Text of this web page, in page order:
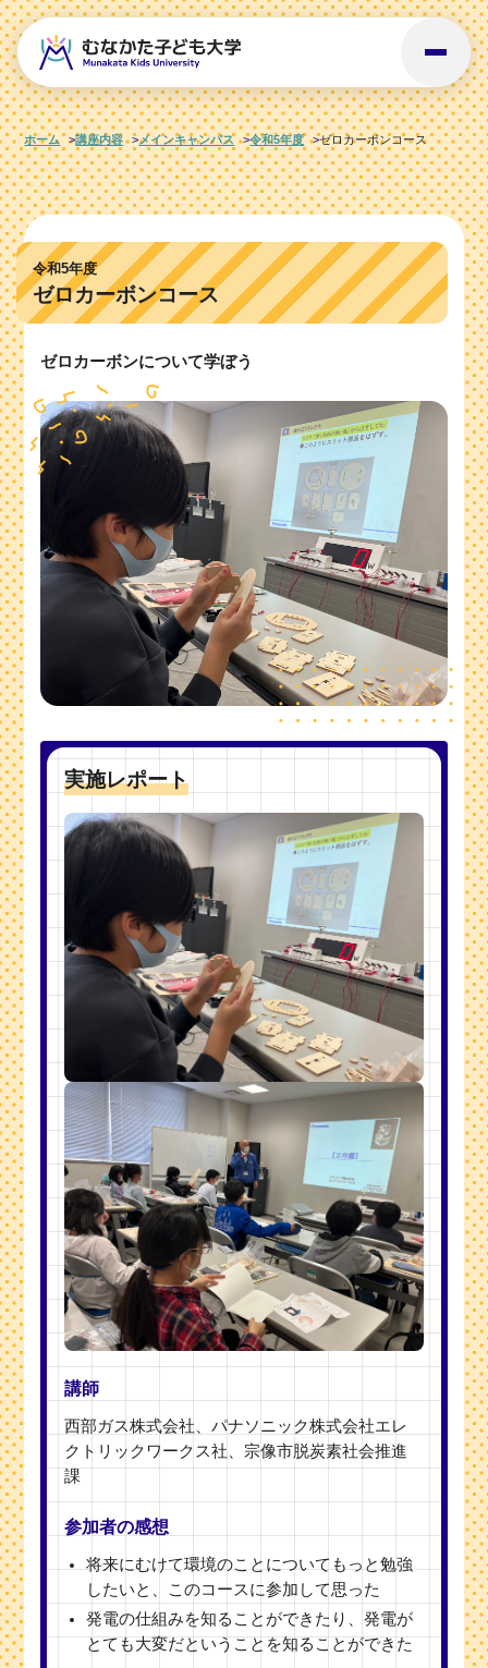
ホーム 講座内容 メインキャンパス 令和5年度 ゼロカーボンコース
令和5年度
ゼロカーボンコース
ゼロカーボンについて学ぼう
実施レポート
講師
西部ガス株式会社、パナソニック株式会社エレ
クトリックワークス社、宗像市脱炭素社会推進
課
参加者の感想
将来にむけて環境のことについてもっと勉強
したいと、このコースに参加して思った
発電の仕組みを知ることができたり、発電が
とても大変だということを知ることができた